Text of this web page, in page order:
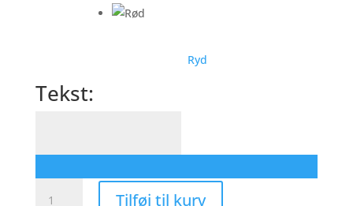
Ryd
Tekst:
Tilføj til kurv